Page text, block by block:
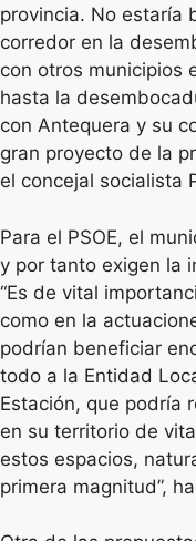
provincia. No estaría
corredor en la
con otros municipios
hasta la
con Antequera y su
gran proyecto de la
el concejal socialista
Para el PSOE, el
y por tanto exigen la
“Es de vital
como en la
podrían beneficiar
todo a la Entidad
Estación, que podría
en su territorio de
estos espacios,
primera magnitud”,